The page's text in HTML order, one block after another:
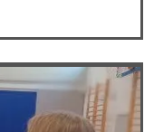
dla uczniów